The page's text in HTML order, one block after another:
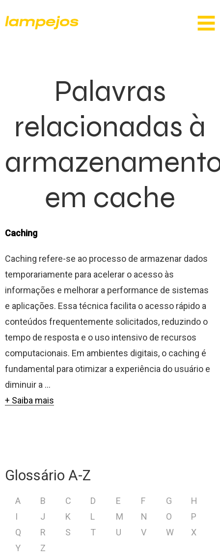
Palavras
relacionadas à
em cache
Caching
Caching refere-se ao processo de armazenar dados
temporariamente para acelerar o acesso às
informações e melhorar a performance de sistemas
e aplicações. Essa técnica facilita o acesso rápido a
conteúdos frequentemente solicitados, reduzindo o
tempo de resposta e o uso intensivo de recursos
computacionais. Em ambientes digitais, o caching é
fundamental para otimizar a experiência do usuário e
diminuir a ...
+ Saiba mais
Glossário A-Z
A B C D E F G
H
I
J K L M N O
P
Q
R S T U V W
X
Y
Z